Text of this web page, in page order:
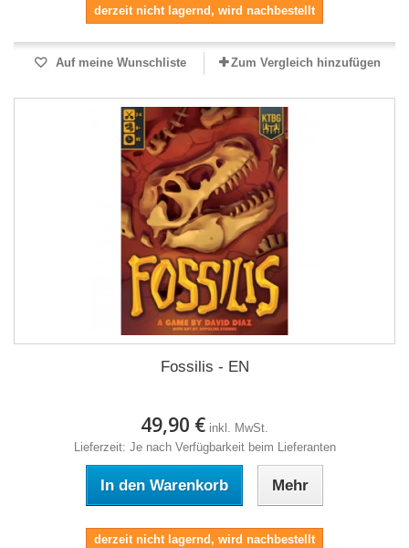
derzeit nicht lagernd, wird nachbestellt
Auf meine Wunschliste Zum Vergleich hinzufügen
Fossilis - EN
49,90 € inkl. MwSt.
Lieferzeit: Je nach Verfügbarkeit beim Lieferanten
In den Warenkorb Mehr
derzeit nicht lagernd, wird nachbestellt